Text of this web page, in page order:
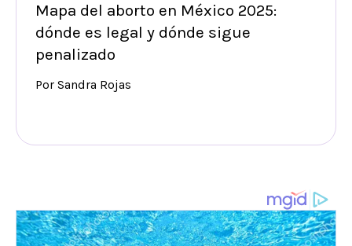
Mapa del aborto en México 2025:
dónde es legal y dónde sigue
penalizado
Por Sandra Rojas